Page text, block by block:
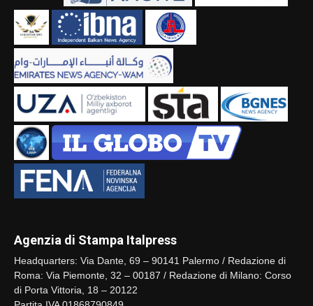
Agenzia di Stampa Italpress
Headquarters: Via Dante, 69 – 90141 Palermo / Redazione di
Roma: Via Piemonte, 32 – 00187 / Redazione di Milano: Corso
di Porta Vittoria, 18 – 20122